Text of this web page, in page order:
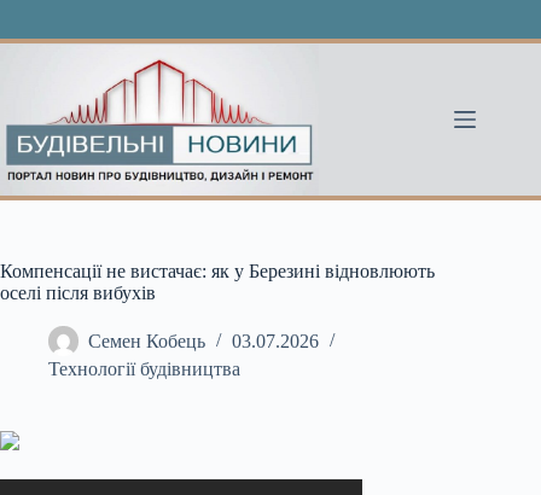
Компенсації не вистачає: як у Березині відновлюють
оселі після вибухів
Семен Кобець
03.07.2026
Технології будівництва